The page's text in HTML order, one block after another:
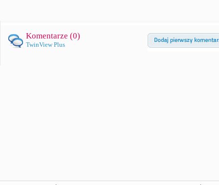
Komentarze (0)
TwinView Plus